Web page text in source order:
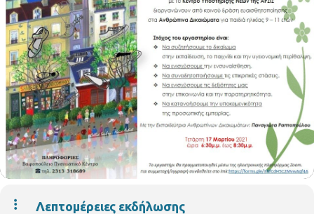
Λεπτομέρειες εκδήλωσης